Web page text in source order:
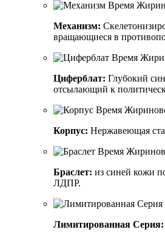
Механизм:
вращающиеся в
Циферблат: Глубокий
отсылающий к
Корпус: Нержавеющая
Браслет: из синей кожи
ЛДПР.
Лимитированная Серия: